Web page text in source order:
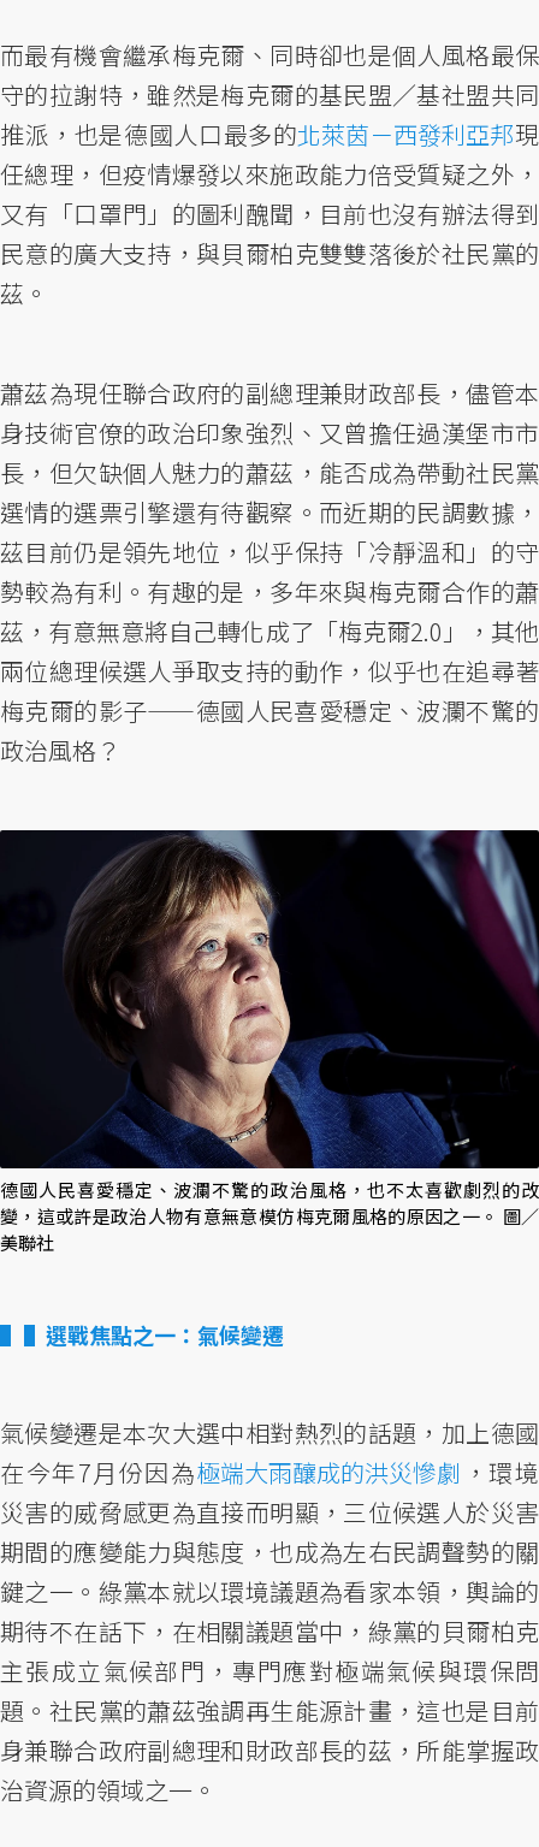
而最有機會繼承梅克爾、同時卻也是個人風格最保
守的拉謝特，雖然是梅克爾的基民盟／基社盟共同
推派，也是德國人口最多的北萊茵－西發利亞邦現
任總理，但疫情爆發以來施政能力倍受質疑之外，
又有「口罩門」的圖利醜聞，目前也沒有辦法得到
民意的廣大支持，與貝爾柏克雙雙落後於社民黨的
茲。
蕭茲為現任聯合政府的副總理兼財政部長，儘管本
身技術官僚的政治印象強烈、又曾擔任過漢堡市市
長，但欠缺個人魅力的蕭茲，能否成為帶動社民黨
選情的選票引擎還有待觀察。而近期的民調數據，
茲目前仍是領先地位，似乎保持「冷靜溫和」的守
勢較為有利。有趣的是，多年來與梅克爾合作的蕭
茲，有意無意將自己轉化成了「梅克爾2.0」，其他
兩位總理候選人爭取支持的動作，似乎也在追尋著
梅克爾的影子——德國人民喜愛穩定、波瀾不驚的
政治風格？
德國人民喜愛穩定、波瀾不驚的政治風格，也不太喜歡劇烈的改
變，這或許是政治人物有意無意模仿梅克爾風格的原因之一。 圖／
美聯社
▌選戰焦點之一：氣候變遷
氣候變遷是本次大選中相對熱烈的話題，加上德國
在今年7月份因為極端大雨釀成的洪災慘劇 ，環境
災害的威脅感更為直接而明顯，三位候選人於災害
期間的應變能力與態度，也成為左右民調聲勢的關
鍵之一。綠黨本就以環境議題為看家本領，輿論的
期待不在話下，在相關議題當中，綠黨的貝爾柏克
主張成立氣候部門，專門應對極端氣候與環保問
題。社民黨的蕭茲強調再生能源計畫，這也是目前
身兼聯合政府副總理和財政部長的茲，所能掌握政
治資源的領域之一。